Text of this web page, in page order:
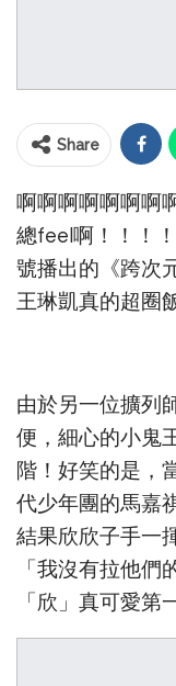
Share
啊啊啊啊啊啊啊
總feel啊！！！
號播出的《跨次
王琳凱真的超圈
由於另一位擴列
便，細心的小鬼
階！好笑的是，
代少年團的馬嘉
結果欣欣子手一
「我沒有拉他們
「欣」真可愛第